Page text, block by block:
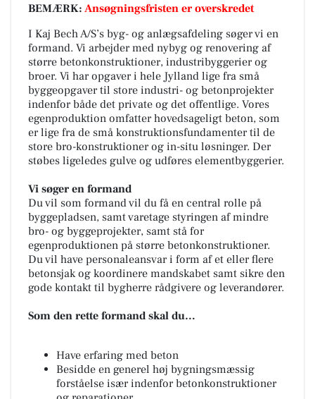
BEMÆRK: Ansøgningsfristen er overskredet
I Kaj Bech A/S’s byg- og anlægsafdeling søger vi en
formand. Vi arbejder med nybyg og renovering af
større betonkonstruktioner, industribyggerier og
broer. Vi har opgaver i hele Jylland lige fra små
byggeopgaver til store industri- og betonprojekter
indenfor både det private og det offentlige. Vores
egenproduktion omfatter hovedsageligt beton, som
er lige fra de små konstruktionsfundamenter til de
store bro-konstruktioner og in-situ løsninger. Der
støbes ligeledes gulve og udføres elementbyggerier.
Vi søger en formand
Du vil som formand vil du få en central rolle på
byggepladsen, samt varetage styringen af mindre
bro- og byggeprojekter, samt stå for
egenproduktionen på større betonkonstruktioner.
Du vil have personaleansvar i form af et eller flere
betonsjak og koordinere mandskabet samt sikre den
gode kontakt til bygherre rådgivere og leverandører.
Som den rette formand skal du…
Have erfaring med beton
Besidde en generel høj bygningsmæssig
forståelse især indenfor betonkonstruktioner